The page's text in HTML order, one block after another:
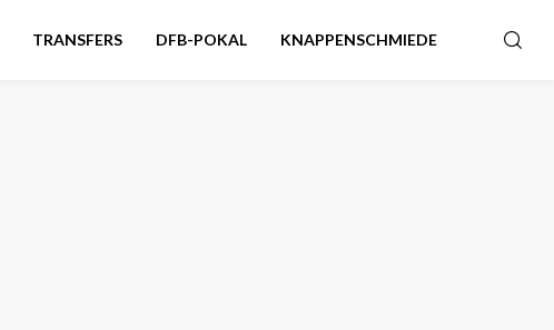
TRANSFERS DFB-POKAL KNAPPENSCHMIEDE